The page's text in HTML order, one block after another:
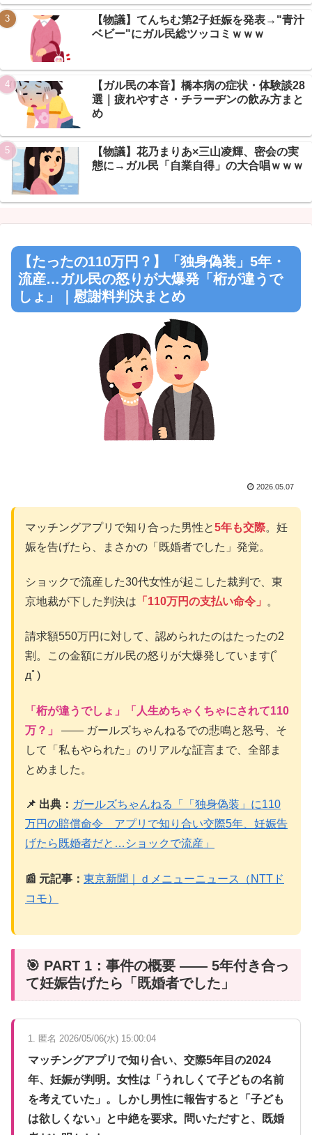
Powered by livedoor 相互RSS
【物議】てんちむ第2子妊娠を発表→"青汁
ベビー"にガル民総ツッコミｗｗｗ
【ガル民の本音】橋本病の症状・体験談28
選｜疲れやすさ・チラーヂンの飲み方まと
め
【物議】花乃まりあ×三山凌輝、密会の実
態に→ガル民「自業自得」の大合唱ｗｗｗ
【たったの110万円？】「独身偽装」5年・
流産…ガル民の怒りが大爆発「桁が違うで
しょ」｜慰謝料判決まとめ
2026.05.07
マッチングアプリで知り合った男性と5年も交際。妊
娠を告げたら、まさかの「既婚者でした」発覚。
ショックで流産した30代女性が起こした裁判で、東
京地裁が下した判決は 「110万円の支払い命令」 。
請求額550万円に対して、認められたのはたったの2
割。この金額にガル民の怒りが大爆発しています(ﾟ
дﾟ)
「桁が違うでしょ」「人生めちゃくちゃにされて110
万？」
―― ガールズちゃんねるでの悲鳴と怒号、そ
して「私もやられた」のリアルな証言まで、全部ま
とめました。
📌 出典： ガールズちゃんねる「「独身偽装」に110
万円の賠償命令 アプリで知り合い交際5年、妊娠告
げたら既婚者だと…ショックで流産」
📰 元記事： 東京新聞｜ｄメニューニュース（NTTド
コモ）
🎯 PART 1：事件の概要 ―― 5年付き合っ
て妊娠告げたら「既婚者でした」
1. 匿名 2026/05/06(水) 15:00:04
マッチングアプリで知り合い、交際5年目の2024
年、妊娠が判明。女性は「うれしくて子どもの名前
を考えていた」。しかし男性に報告すると「子ども
は欲しくない」と中絶を要求。問いただすと、既婚